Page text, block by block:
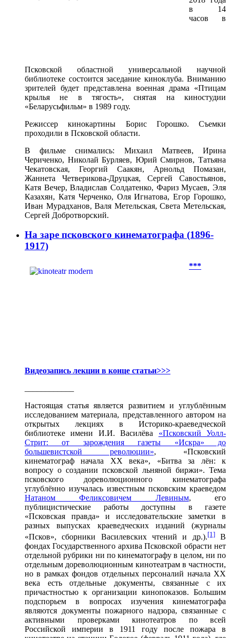
в 14
часов в
Псковской областной универсальной научной
библиотеке состоится заседание киноклуба. Вниманию
зрителей будет представлена военная драма «Птицам
крылья не в тягость», снятая на киностудии
«Беларусьфильм» в 1989 году.
Режиссер кинокартины Борис Горошко. Съемки
проходили в Псковской области.
В фильме снимались: Михаил Матвеев, Ирина
Чериченко, Николай Бурляев, Юрий Смирнов, Татьяна
Чекатовская, Георгий Саакян, Арнольд Помазан,
Жаннета Четверикова-Друцкая, Сергей Савостьянов,
Катя Вечер, Владислав Солдатенко, Фариз Мусаев, Эля
Казахян, Катя Черченко, Оля Игнатова, Егор Горошко,
Иван Мурадханов, Валя Метельская, Света Метельская,
Сергей Добротворский.
На заре псковского кинематографа (1896-
1917)
***
Видеозапись лекции в конце статьи>>>
Настоящая статья является развитием и углублённым
исследованием материала, представленного автором на
открытых лекциях в Историко-краеведческой
библиотеке имени И.И. Василёва «Псковский Уолл-
Стрит: от зарождения газеты «Искра» до
большевистской революции», «Псковский
кинематограф начала ХХ века», «Битва за лён: к
вопросу о создании псковской льняной биржи». Тема
псковского дореволюционного кинематографа
углублённо изучалась известным псковским краеведом
Натаном Феликсовичем Левиным, его
публицистические работы доступны в газете
«Псковская правда» и исследовательские заметки в
разных выпусках краеведческих изданий (журналы
«Псков», сборники Василевских чтений и др.).[1]В
фондах Государственного архива Псковской обрасти нет
отдельной рубрики ни по кинематографу в целом, ни по
отдельным дореволюционным кинотеатрам в частности,
но в рамках фондов отдельных персоналий начала ХХ
века есть отдельные документы, связанные с их
причастностью к организации кинопоказов. Большим
подспорьем в вопросах изучения кинематографа
являются документы пожарного надзора, связанные с
активными проверками кинотеатров по всей
Российской империи в 1911 году после пожара в